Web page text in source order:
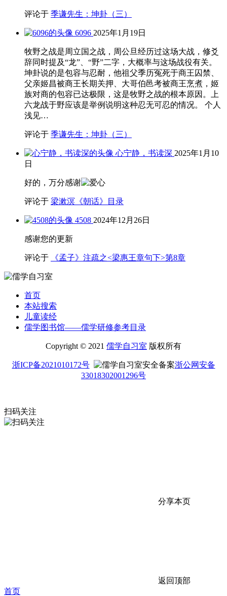
评论于 季谦先生：坤卦（三）
6096 2025年1月19日
牧野之战是周立国之战，周公旦经历过这场大战，修爻
辞同时提及“龙”、“野”二字，大概率与这场战役有关。
坤卦说的是包容与忍耐，他祖父季历冤死于商王囚禁、
父亲姬昌被商王长期关押、大哥伯邑考被商王烹煮，姬
族对商的包容已达极限，这是牧野之战的根本原因。上
六龙战于野应该是举例说明这种忍无可忍的情况。 个人
浅见…
评论于 季谦先生：坤卦（三）
心宁静，书读深 2025年1月10
日
好的，万分感谢
评论于 梁漱溟《朝话》目录
4508 2024年12月26日
感谢您的更新
评论于 《孟子》注疏之<梁惠王章句下>第8章
首页
本站搜索
儿童读经
儒学图书馆——儒学研修参考目录
Copyright © 2021 儒学自习室 版权所有
浙ICP备2021010172号
浙公网安备
33018302001296号
扫码关注
分享本页
返回顶部
首页